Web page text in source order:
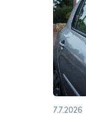
7.7.2026